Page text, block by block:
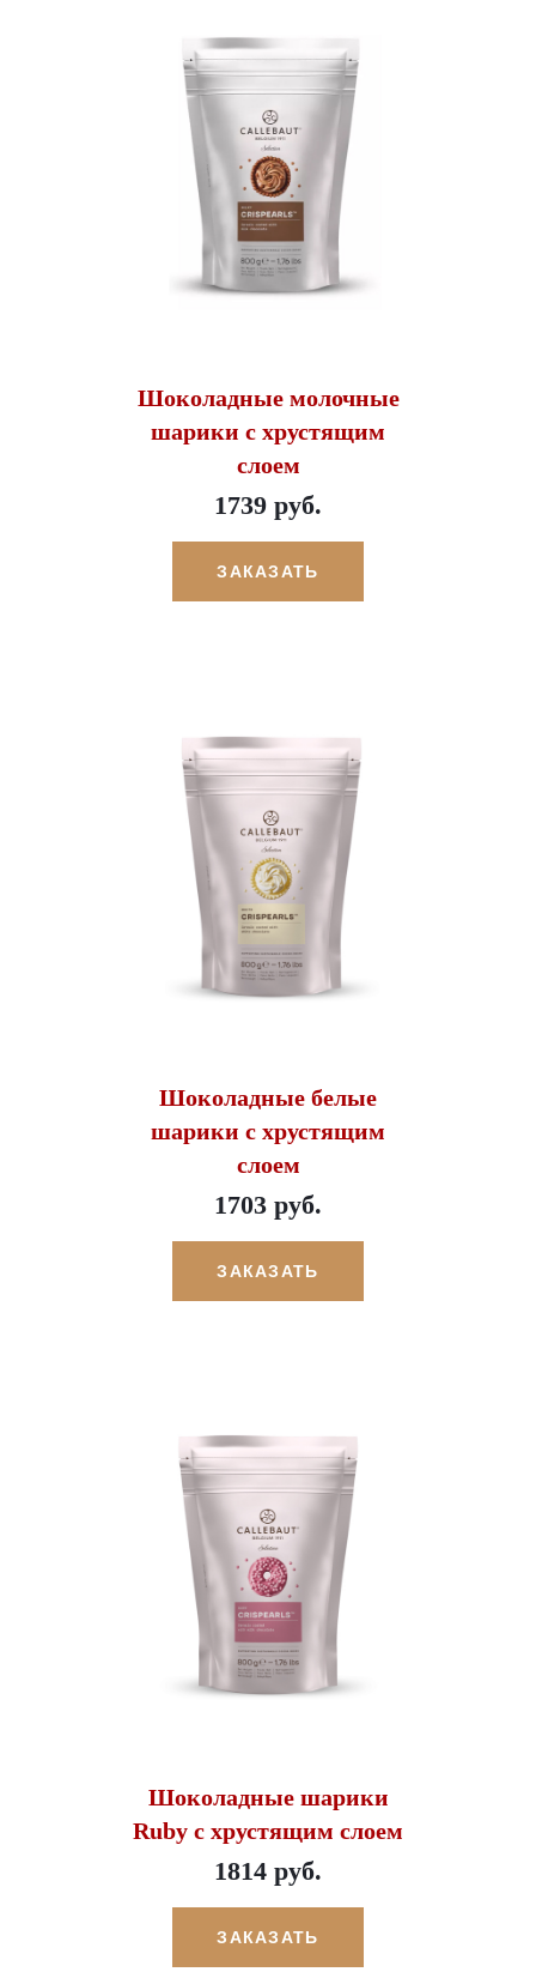
Шоколадные молочные
шарики с хрустящим
слоем
1739 руб.
ЗАКАЗАТЬ
Шоколадные белые
шарики с хрустящим
слоем
1703 руб.
ЗАКАЗАТЬ
Шоколадные шарики
Ruby с хрустящим слоем
1814 руб.
ЗАКАЗАТЬ